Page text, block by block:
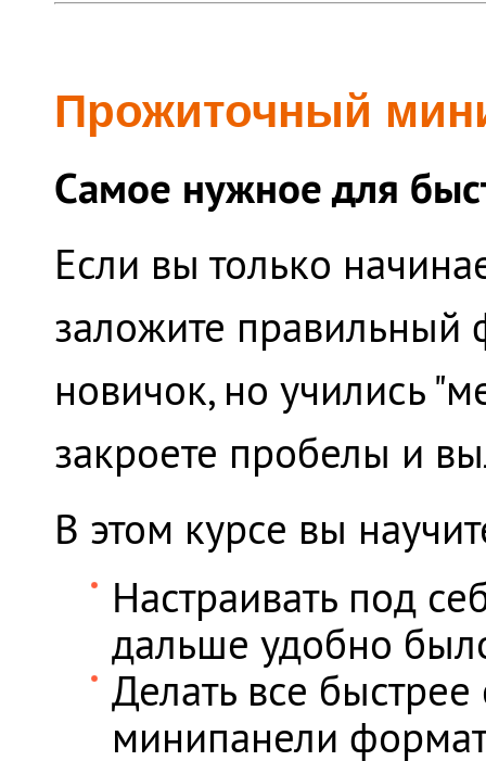
Прожиточный
Самое нужное для
Если вы только
заложите правильный
новичок, но учились
закроете пробелы и
В этом курсе вы
Настраивать под
дальше удобно
Делать все
минипанели